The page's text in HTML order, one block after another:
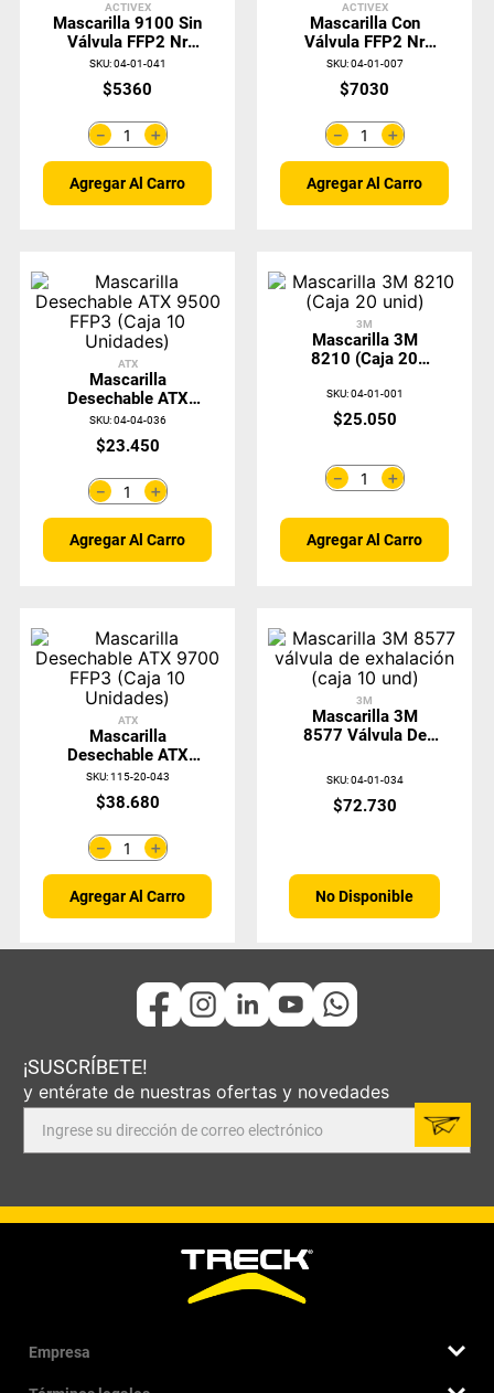
ACTIVEX
Mascarilla 9100 Sin
Válvula FFP2 Nr
(20 Unidades)
SKU:04-01-041
$5360
＋
－
Agregar Al Carro
ACTIVEX
Mascarilla Con
Válvula FFP2 Nr
Alivio De Olores
(Caja 10 Un)
SKU:04-01-007
$7030
＋
－
Agregar Al Carro
ATX
Mascarilla
Desechable ATX
9500 FFP3 (Caja
10 Unidades)
SKU:04-04-036
$23.450
＋
－
Agregar Al Carro
3M
Mascarilla 3M
8210 (Caja 20
SKU:04-01-001
$25.050
＋
－
Agregar Al Carro
ATX
Mascarilla
Desechable ATX
9700 FFP3 (Caja
10 Unidades)
SKU:115-20-043
$38.680
＋
－
Agregar Al Carro
3M
Mascarilla 3M
8577 Válvula De
Und)
SKU:04-01-034
$72.730
No Disponible
¡SUSCRÍBETE!
y entérate de nuestras ofertas y novedades
Empresa